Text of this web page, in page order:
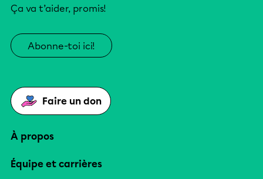
Ça va t’aider, promis!
Abonne-toi ici!
Faire un don
À propos
Équipe et carrières